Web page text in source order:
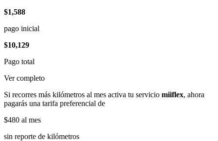
$1,588
pago inicial
$10,129
Pago total
Ver completo
Si recorres más kilómetros al mes activa tu servicio miiflex, ahora
pagarás una tarifa preferencial de
$480 al mes
sin reporte de kilómetros